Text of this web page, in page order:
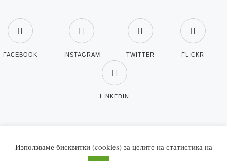
FACEBOOK INSTAGRAM TWITTER FLICKR
LINKEDIN
VidaBG.com - Животът
Използваме бисквитки (cookies) за целите на статистика на